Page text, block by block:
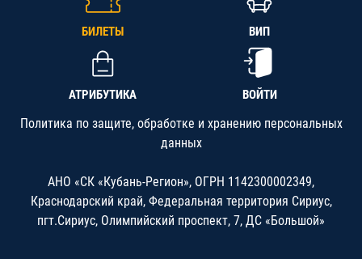
БИЛЕТЫ ВИП
АТРИБУТИКА ВОЙТИ
Политика по защите, обработке и хранению персональных
данных
АНО «СК «Кубань-Регион», ОГРН 1142300002349,
Краснодарский край, Федеральная территория Сириус,
пгт.Сириус, Олимпийский проспект, 7, ДС «Большой»